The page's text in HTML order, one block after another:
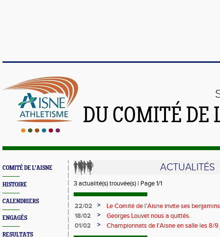
DU COMITÉ
COMITÉ DE L'AISNE
HISTOIRE
CALENDRIERS
ENGAGÉS
RESULTATS
ACTUALITÉS
3 actualité(s) trouvée(s) | Page 1/1
22/02 >
Le Comité de l'Aisne invite ses
Liévin
18/02 >
Georges Louvet nous a quittés.
01/02
> Championnats de l'Aisne en salle les 8/